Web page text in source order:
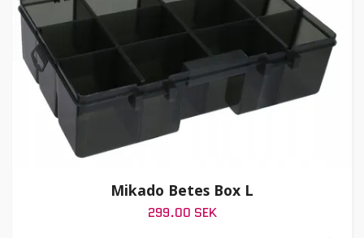
Mikado Betes Box L
299.00 SEK